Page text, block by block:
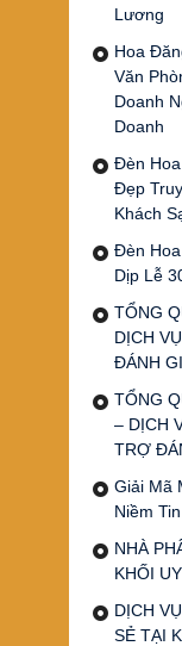
Lương
Hoa
Văn
Doanh
Doanh
Đèn
Đẹp
Khách
Đèn
Dịp Lễ
TỔNG
DỊCH
ĐÁNH
TỔNG
– DỊCH
TRỢ
Giải Mã
Niềm
NHÀ
KHỐI
DỊCH
SẺ TẠI